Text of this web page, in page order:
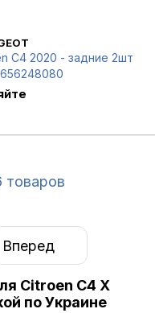
C4 2020 - задние 2шт
товаров
Вперед
Citroen C4 X
по Украине